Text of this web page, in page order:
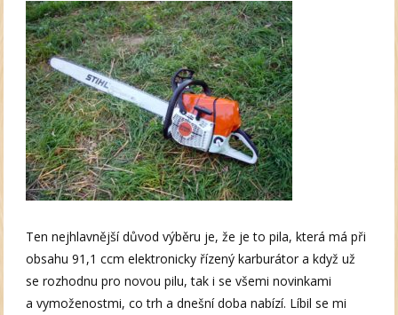
Ten nejhlavnější důvod výběru je, že je to pila, která má při
obsahu 91,1 ccm elektronicky řízený karburátor a když už
se rozhodnu pro novou pilu, tak i se všemi novinkami
a vymoženostmi, co trh a dnešní doba nabízí. Líbil se mi